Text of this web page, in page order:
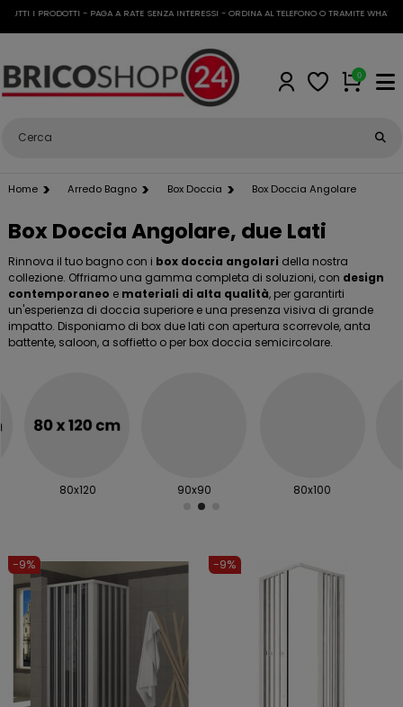
I PRODOTTI - PAGA A RATE SENZA INTERESSI - ORDINA AL TELEFONO O TRAMITE WHATSAPP
0
Home Arredo Bagno Box Doccia Box Doccia Angolare
Box Doccia Angolare, due Lati
Rinnova il tuo bagno con i box doccia angolari della nostra
collezione. Offriamo una gamma completa di soluzioni, con design
contemporaneo e materiali di alta qualità, per garantirti
un'esperienza di doccia superiore e una presenza visiva di grande
impatto. Disponiamo di box due lati con apertura scorrevole, anta
battente, saloon, a soffietto o per box doccia semicircolare.
80x120 90x90 80x100
-9% -9%